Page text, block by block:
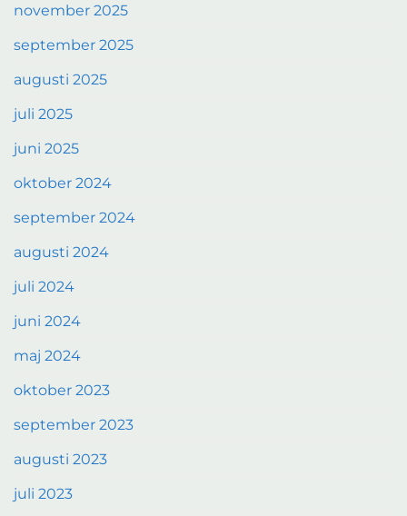
november 2025
september 2025
augusti 2025
juli 2025
juni 2025
oktober 2024
september 2024
augusti 2024
juli 2024
juni 2024
maj 2024
oktober 2023
september 2023
augusti 2023
juli 2023